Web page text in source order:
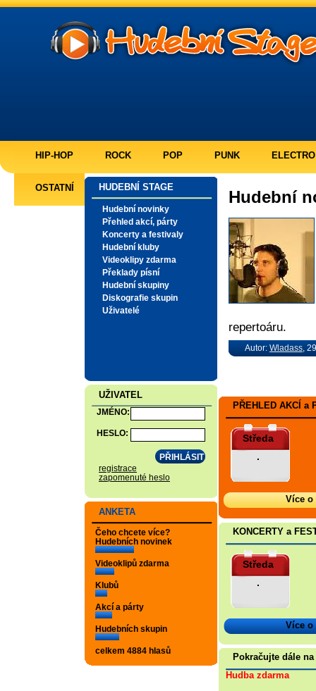
HIP-HOP ROCK POP PUNK ELECTRO
OSTATNÍ HUDEBNÍ STAGE
Hudební novinky
Přehled akcí, párty
Koncerty a festivaly
Hudební kluby
Videoklipy zdarma
Překlady písní
Hudební skupiny
Diskografie skupin
Uživatelé
UŽIVATEL
JMÉNO:
HESLO:
registrace
zapomenuté heslo
ANKETA
Čeho chcete více?
Hudebních novinek
Videoklipů zdarma
Klubů
Akcí a párty
Hudebních skupin
celkem 4884 hlasů
Hudební
repertoáru.
Autor: Wladass ,
PŘEHLED AKCÍ a
Středa
.
Více o
KONCERTY a
Středa
.
Více o
Pokračujte dále na
Hudba zdarma